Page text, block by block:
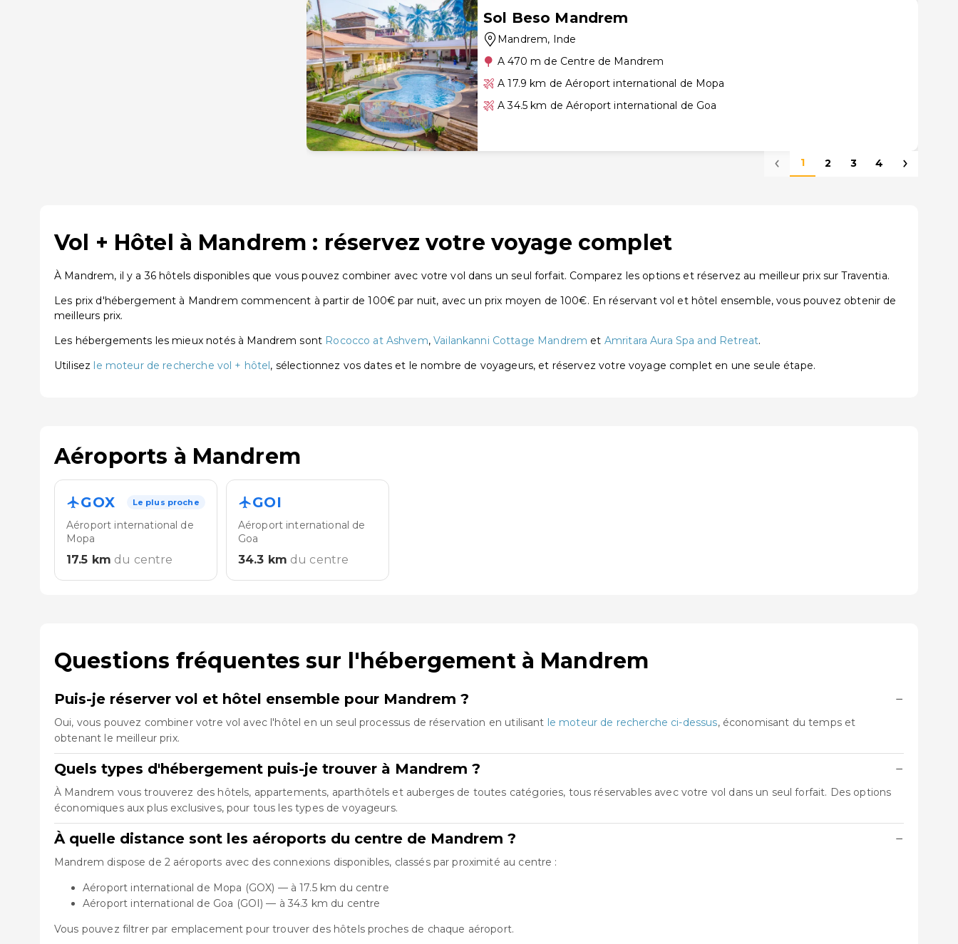
Sol Beso Mandrem
Mandrem, Inde
A 470 m de Centre de Mandrem
A 17.9 km de Aéroport international de Mopa
A 34.5 km de Aéroport international de Goa
1 2 3 4
Vol + Hôtel à Mandrem : réservez votre voyage complet
À Mandrem, il y a 36 hôtels disponibles que vous pouvez combiner avec votre vol dans un seul forfait. Comparez les options et réservez au meilleur prix sur Traventia.
Les prix d'hébergement à Mandrem commencent à partir de 100€ par nuit, avec un prix moyen de 100€. En réservant vol et hôtel ensemble, vous pouvez obtenir de
meilleurs prix.
Les hébergements les mieux notés à Mandrem sont Rococco at Ashvem,Vailankanni Cottage Mandrem et Amritara Aura Spa and Retreat.
Utilisez le moteur de recherche vol + hôtel, sélectionnez vos dates et le nombre de voyageurs, et réservez votre voyage complet en une seule étape.
Aéroports à Mandrem
GOX Le plus proche
Aéroport international de
Mopa
17.5 km du centre
GOI
Aéroport international de
Goa
34.3 km du centre
Questions fréquentes sur l'hébergement à Mandrem
Puis-je réserver vol et hôtel ensemble pour Mandrem ? −
Oui, vous pouvez combiner votre vol avec l'hôtel en un seul processus de réservation en utilisant le moteur de recherche ci-dessus, économisant du temps et
obtenant le meilleur prix.
Quels types d'hébergement puis-je trouver à Mandrem ? −
À Mandrem vous trouverez des hôtels, appartements, aparthôtels et auberges de toutes catégories, tous réservables avec votre vol dans un seul forfait. Des options
économiques aux plus exclusives, pour tous les types de voyageurs.
À quelle distance sont les aéroports du centre de Mandrem ? −
Mandrem dispose de 2 aéroports avec des connexions disponibles, classés par proximité au centre :
Aéroport international de Mopa (GOX) — à 17.5 km du centre
Aéroport international de Goa (GOI) — à 34.3 km du centre
Vous pouvez filtrer par emplacement pour trouver des hôtels proches de chaque aéroport.